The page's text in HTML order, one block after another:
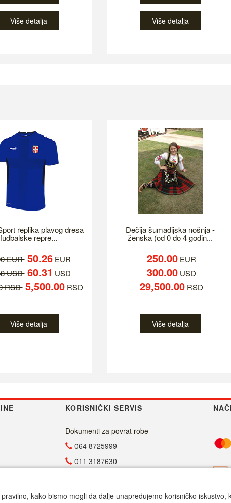
Više detalja Više detalja
replika plavog dresa
fudbalske repre...
EUR 50.26EUR
USD 60.31 USD
RSD 5,500.00RSD
Više detalja
Dečija šumadijska nošnja -
ženska (od 0 do 4 godin...
250.00 EUR
300.00 USD
29,500.00 RSD
Više detalja
KORISNIČKI SERVIS
Dokumenti za povrat robe
064 8725999
011 3187630
info@malasrpskaprodavnica.com
kako bismo mogli da dalje unapređujemo korisničko iskustvo,